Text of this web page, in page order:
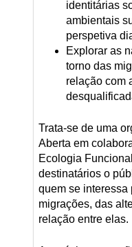
identitárias
ambientais
perspetiva
Explorar as
torno das
relação com
Trata-se de uma
Aberta em
Ecologia
destinatários o
quem se interessa
migrações, das
relação entre elas.